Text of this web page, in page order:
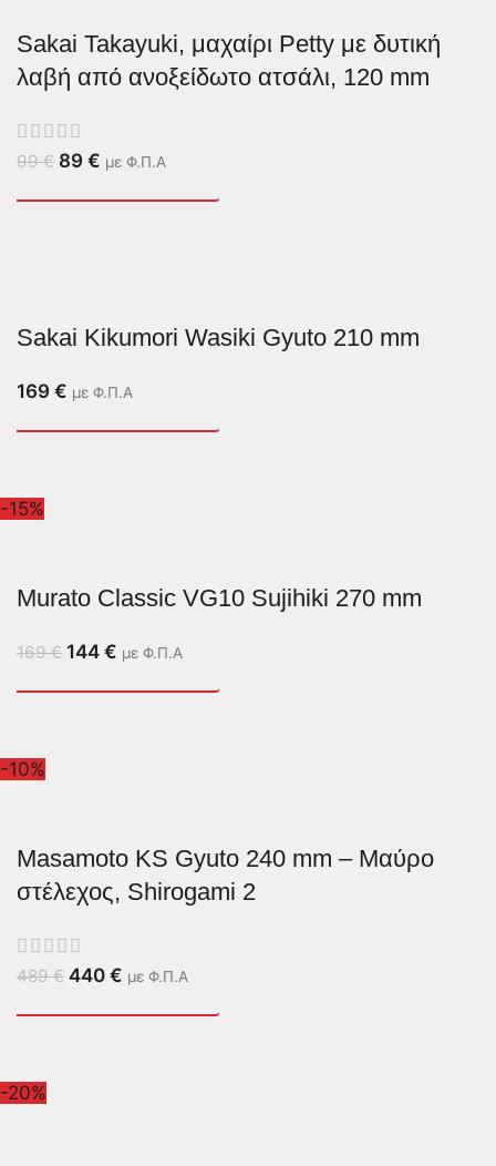
Sakai Takayuki, μαχαίρι Petty με δυτική
λαβή από ανοξείδωτο ατσάλι, 120 mm
99€ 89 € με Φ.Π.Α
Sakai Kikumori Wasiki Gyuto 210 mm
169 € με Φ.Π.Α
-15%
Murato Classic VG10 Sujihiki 270 mm
169€ 144 € με Φ.Π.Α
-10%
Masamoto KS Gyuto 240 mm – Μαύρο
στέλεχος, Shirogami 2
489€ 440 € με Φ.Π.Α
-20%